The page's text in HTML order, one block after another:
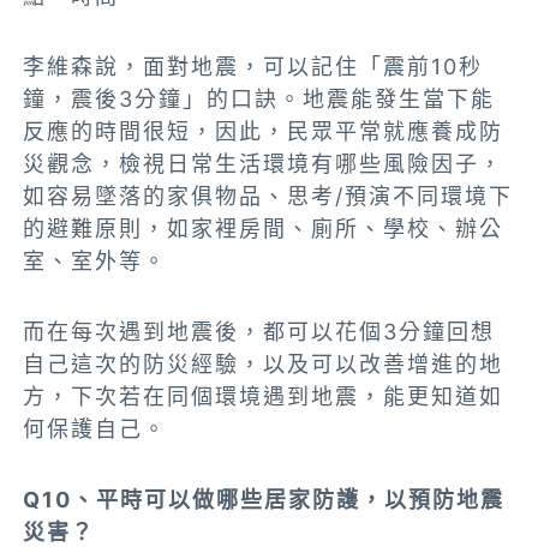
李維森說，面對地震，可以記住「震前10秒
鐘，震後3分鐘」的口訣。地震能發生當下能
反應的時間很短，因此，民眾平常就應養成防
災觀念，檢視日常生活環境有哪些風險因子，
如容易墜落的家俱物品、思考/預演不同環境下
的避難原則，如家裡房間、廁所、學校、辦公
室、室外等。
而在每次遇到地震後，都可以花個3分鐘回想
自己這次的防災經驗，以及可以改善增進的地
方，下次若在同個環境遇到地震，能更知道如
何保護自己。
Q10、平時可以做哪些居家防護，以預防地震
災害？